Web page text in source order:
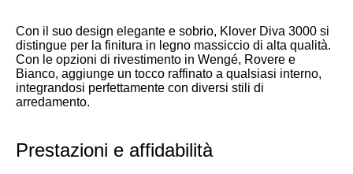
Con il suo design elegante e sobrio, Klover Diva 3000 si
distingue per la finitura in legno massiccio di alta qualità.
Con le opzioni di rivestimento in Wengé, Rovere e
Bianco, aggiunge un tocco raffinato a qualsiasi interno,
integrandosi perfettamente con diversi stili di
arredamento.
Prestazioni e affidabilità